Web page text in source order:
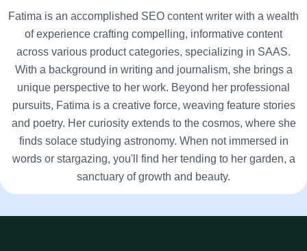
Fatima is an accomplished SEO content writer with a wealth
of experience crafting compelling, informative content
across various product categories, specializing in SAAS.
With a background in writing and journalism, she brings a
unique perspective to her work. Beyond her professional
pursuits, Fatima is a creative force, weaving feature stories
and poetry. Her curiosity extends to the cosmos, where she
finds solace studying astronomy. When not immersed in
words or stargazing, you'll find her tending to her garden, a
sanctuary of growth and beauty.